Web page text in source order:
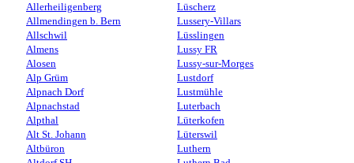
Allerheiligenberg
Allmendingen b. Bern
Allschwil
Almens
Alosen
Alp Grüm
Alpnach Dorf
Alpnachstad
Alpthal
Alt St. Johann
Altbüron
Lüscherz
Lussery-Villars
Lüsslingen
Lussy FR
Lussy-sur-Morges
Lustdorf
Lustmühle
Luterbach
Lüterkofen
Lüterswil
Luthern